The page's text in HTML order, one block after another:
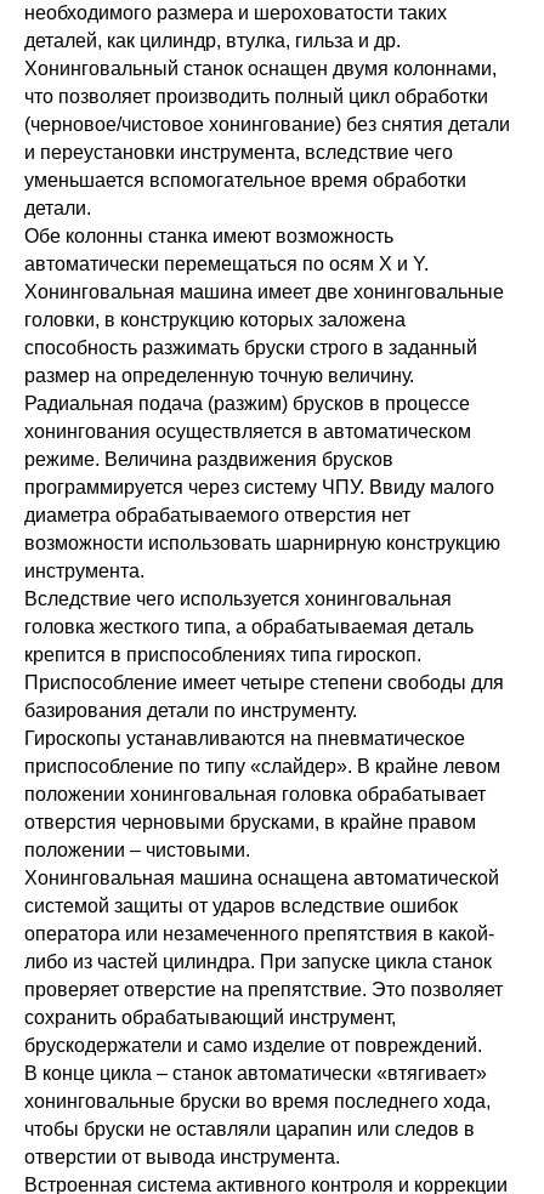
необходимого размера и шероховатости таких
деталей, как цилиндр, втулка, гильза и др.
Хонинговальный станок оснащен двумя колоннами,
что позволяет производить полный цикл обработки
(черновое/чистовое хонингование) без снятия детали
и переустановки инструмента, вследствие чего
уменьшается вспомогательное время обработки
детали.
Обе колонны станка имеют возможность
автоматически перемещаться по осям X и Y.
Хонинговальная машина имеет две хонинговальные
головки, в конструкцию которых заложена
способность разжимать бруски строго в заданный
размер на определенную точную величину.
Радиальная подача (разжим) брусков в процессе
хонингования осуществляется в автоматическом
режиме. Величина раздвижения брусков
программируется через систему ЧПУ. Ввиду малого
диаметра обрабатываемого отверстия нет
возможности использовать шарнирную конструкцию
инструмента.
Вследствие чего используется хонинговальная
головка жесткого типа, а обрабатываемая деталь
крепится в приспособлениях типа гироскоп.
Приспособление имеет четыре степени свободы для
базирования детали по инструменту.
Гироскопы устанавливаются на пневматическое
приспособление по типу «слайдер». В крайне левом
положении хонинговальная головка обрабатывает
отверстия черновыми брусками, в крайне правом
положении – чистовыми.
Хонинговальная машина оснащена автоматической
системой защиты от ударов вследствие ошибок
оператора или незамеченного препятствия в какой-
либо из частей цилиндра. При запуске цикла станок
проверяет отверстие на препятствие. Это позволяет
сохранить обрабатывающий инструмент,
брускодержатели и само изделие от повреждений.
В конце цикла – станок автоматически «втягивает»
хонинговальные бруски во время последнего хода,
чтобы бруски не оставляли царапин или следов в
отверстии от вывода инструмента.
Встроенная система активного контроля и коррекции